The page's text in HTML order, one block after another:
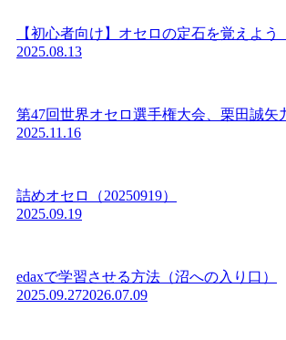
【初心者向け】オセロの定石を覚えよう
2025.08.13
第47回世界オセロ選手権大会、栗田誠矢
2025.11.16
詰めオセロ（20250919）
2025.09.19
edaxで学習させる方法（沼への入り口）
2025.09.272026.07.09